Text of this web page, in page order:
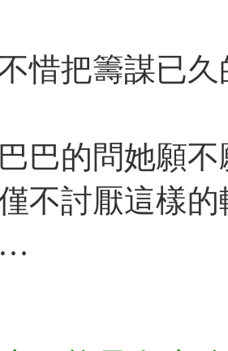
惜把籌謀已
巴的問她願
不討厭這樣